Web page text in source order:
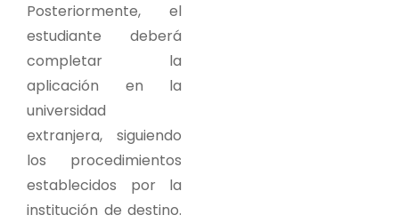
Posteriormente, el
estudiante deberá
completar la
aplicación en la
universidad
extranjera, siguiendo
los procedimientos
establecidos por la
institución de destino.